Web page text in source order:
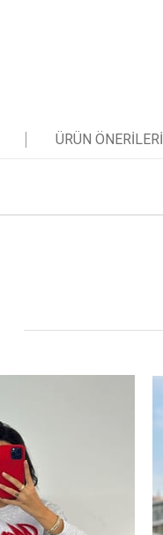
ÜRÜN ÖNERILERI